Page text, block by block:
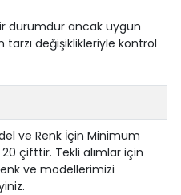
durumdur ancak uygun
değişiklikleriyle kontrol
ve Renk İçin Minimum
çifttir. Tekli alımlar için
ve modellerimizi